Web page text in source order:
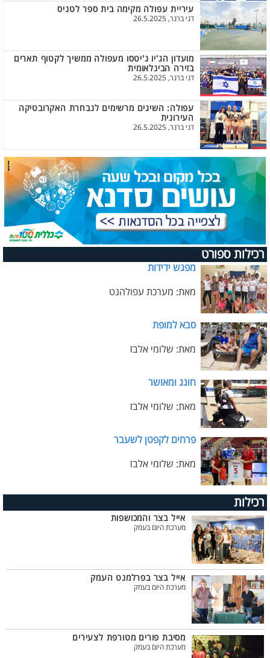
עיריית עפולה מקימה בית ספר לטניס
דני ברנר, 26.5.2025
מועדון הג'יו ג'יטסו מעפולה ממשיך לקטוף תארים
בזירה הבינלאומית
דני ברנר, 26.5.2025
עפולה: השיגים מרשימים לנבחרת האקרובטיקה
העירונית
דני ברנר, 26.5.2025
רכילות ספורט
מפגש ידידות
מאת: מערכת עפולהנט
סבא למופת
מאת: שלומי אלבז
חוגג ומאושר
מאת: שלומי אלבז
פרחים לקפטן לשעבר
מאת: שלומי אלבז
רכילות
אייל בצר והמכושפות
מערכת היום בעמק
אייל בצר בפרלמנט העמק
מערכת היום בעמק
מסיבת פורים מטורפת לצעירים
מערכת היום בעמק